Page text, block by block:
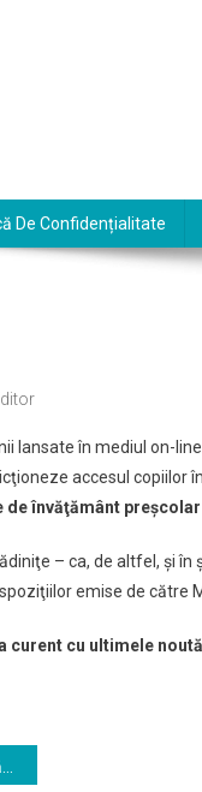
De Confidențialitate
lansate în mediul on-
accesul copiilor
învăţământ
– ca, de altfel, şi
emise de către
curent cu ultimele